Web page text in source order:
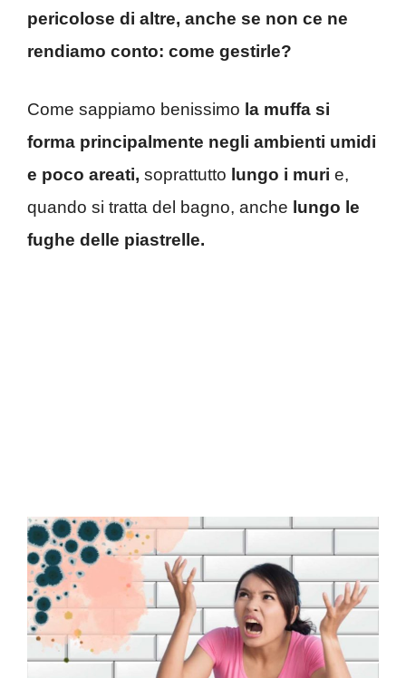
pericolose di altre, anche se non ce ne
rendiamo conto: come gestirle?
Come sappiamo benissimo la muffa si
forma principalmente negli ambienti umidi
e poco areati, soprattutto lungo i muri e,
quando si tratta del bagno, anche lungo le
fughe delle piastrelle.